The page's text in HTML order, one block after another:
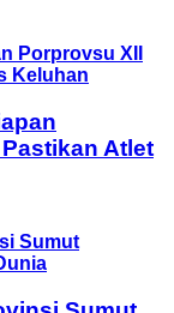
Atlet